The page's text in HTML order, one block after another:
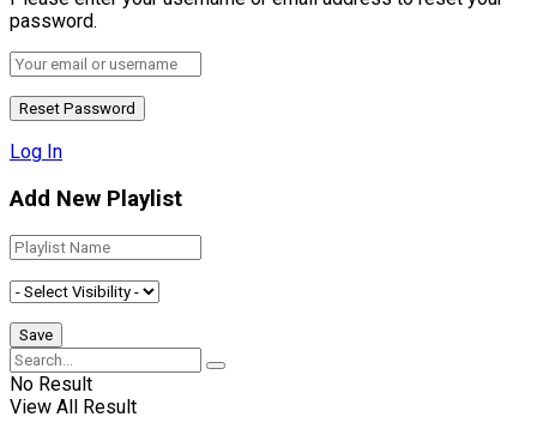
password.
Log In
Add New Playlist
No Result
View All Result